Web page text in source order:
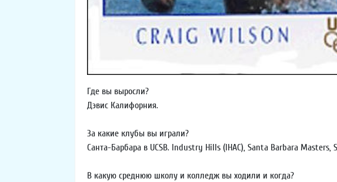
Где вы выросли?
Дэвис Калифорния.
За какие клубы вы играли?
Санта-Барбара в UCSB. Industry Hills (IHAC), Santa Barbara
В какую среднюю школу и колледж вы ходили и когда?